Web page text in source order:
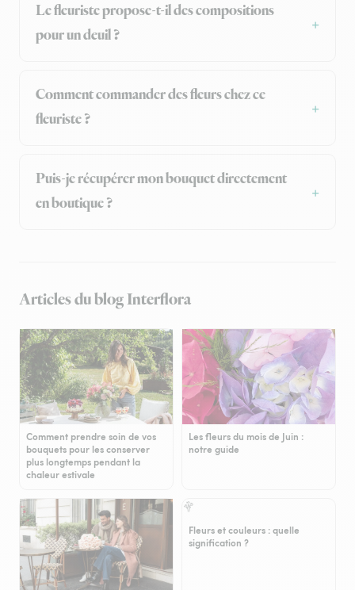
Le fleuriste propose-t-il des compositions
pour un deuil ?
Comment commander des fleurs chez ce
fleuriste ?
Puis-je récupérer mon bouquet directement
en boutique ?
Articles du blog Interflora
Comment prendre soin de vos
bouquets pour les conserver
plus longtemps pendant la
chaleur estivale
Les fleurs du mois de Juin :
notre guide
Fleurs et couleurs : quelle
signification ?